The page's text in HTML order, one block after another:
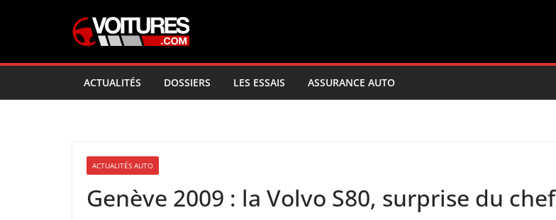
ACTUALITÉS DOSSIERS LES ESSAIS ASSURANCE AUTO
ACTUALITÉS AUTO
Genève 2009 : la Volvo S80, surprise du chef